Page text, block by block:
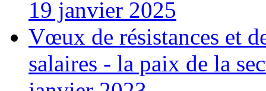
19 janvier 2025
Vœux de résistances et
salaires - la paix de la